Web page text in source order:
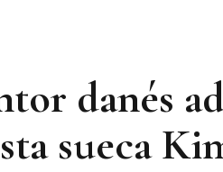
danés
sueca